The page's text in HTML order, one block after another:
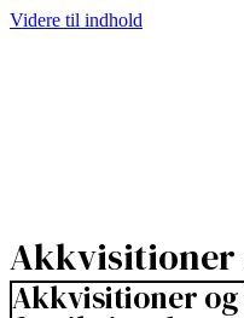
Videre til indhold
Akkvisitioner
Akkvisitioner